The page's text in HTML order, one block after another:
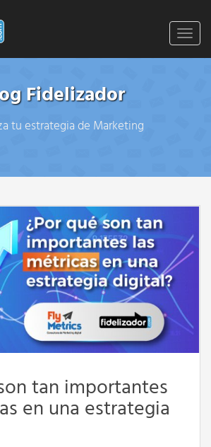
Fidelizador
tu estrategia de Marketing
tan importantes
en una estrategia